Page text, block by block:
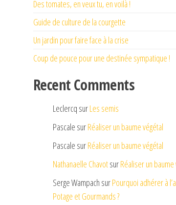
Des tomates, en veux tu, en voilà !
Guide de culture de la courgette
Un jardin pour faire face à la crise
Coup de pouce pour une destinée sympatique !
Recent Comments
Leclercq surLes semis
Pascale surRéaliser un baume végétal
Pascale surRéaliser un baume végétal
Nathanaelle ChavotsurRéaliser un baume
Serge Wampach surPourquoi adhérer à
Potage et Gourmands ?